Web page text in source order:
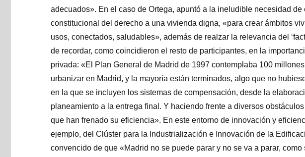
adecuados». En el caso de Ortega, apuntó a la ineludible necesidad
constitucional del derecho a una vivienda digna, «para crear ámbitos
usos, conectados, saludables», además de realzar la relevancia del
de recordar, como coincidieron el resto de participantes, en la
privada: «El Plan General de Madrid de 1997 contemplaba 100
urbanizar en Madrid, y la mayoría están terminados, algo que no
en la que se incluyen los sistemas de compensación, desde la
planeamiento a la entrega final. Y haciendo frente a diversos
que han frenado su eficiencia». En este entorno de innovación y
ejemplo, del Clúster para la Industrialización e Innovación de la
convencido de que «Madrid no se puede parar y no se va a parar,